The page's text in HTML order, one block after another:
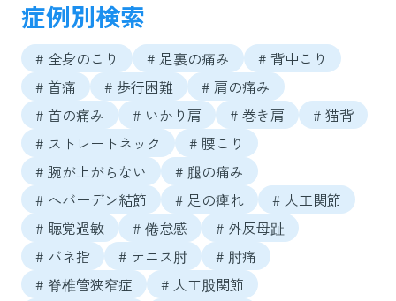
症例別検索
# 全身のこり # 足裏の痛み
# 背中こり
# 首痛
# 歩行困難
# 肩の痛み
# 首の痛み
# いかり肩 # 巻き肩
# 猫背
# ストレートネック
# 腰こり
# 腕が上がらない
# 腿の痛み
# へバーデン結節
# 足の痺れ
# 人工関節
# 聴覚過敏
# 倦怠感
# 外反母趾
# バネ指
# テニス肘
# 肘痛
# 脊椎管狭窄症
# 人工股関節